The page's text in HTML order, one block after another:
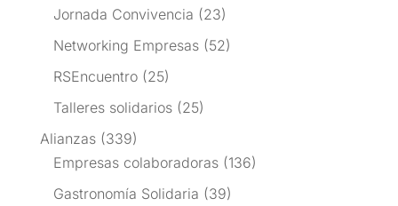
Jornada Convivencia (23)
Networking Empresas(52)
RSEncuentro(25)
Talleres solidarios(25)
Alianzas(339)
Empresas colaboradoras(136)
Gastronomía Solidaria (39)